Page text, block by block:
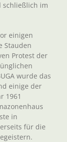
schließlich im
einigen
Stauden
Protest der
wurde das
einige der
1961
in
für die